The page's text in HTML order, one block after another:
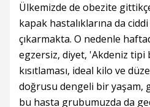
Ülkemizde de obezite
kapak hastalıklarına da
çıkarmakta. O nedenle
egzersiz, diyet, 'Akdeniz tipi
kısıtlaması, ideal kilo ve
doğrusu dengeli bir yaşam,
bu hasta grubumuzda da